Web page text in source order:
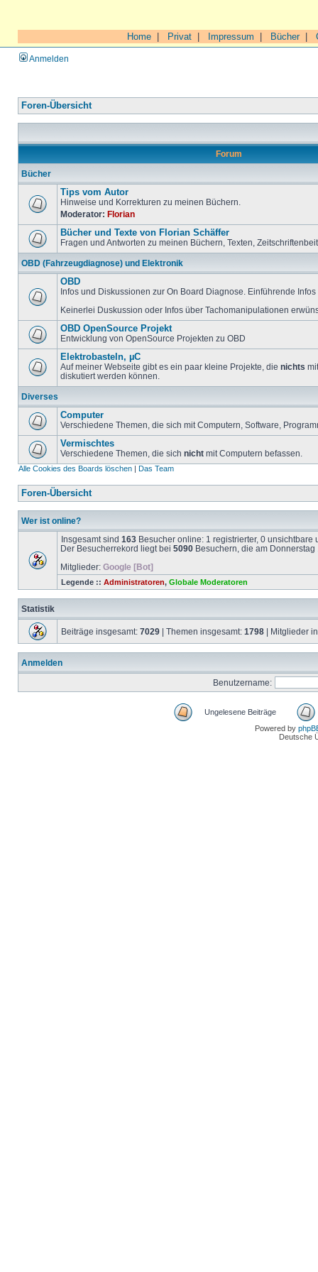
Home Privat Impressum Bücher|
Anmelden
Foren-Übersicht
Forum
Bücher
Tips vom Autor
Hinweise und Korrekturen zu meinen Büchern.
Moderator: Florian
Bücher und Texte von Florian Schäffer
Fragen und Antworten zu meinen Büchern, Texten,
OBD (Fahrzeugdiagnose) und Elektronik
OBD
Infos und Diskussionen zur On Board Diagnose. Einführende
Keinerlei Duskussion oder Infos über Tachomanipulationen
OBD OpenSource Projekt
Entwicklung von OpenSource Projekten zu OBD
Elektrobasteln, µC
Auf meiner Webseite gibt es ein paar kleine Projekte, die nichts
diskutiert werden können.
Diverses
Computer
Verschiedene Themen, die sich mit Computern, Software,
Vermischtes
Verschiedene Themen, die sich nicht mit Computern befassen.
Alle Cookies des Boards löschen | Das Team
Foren-Übersicht
Wer ist online?
Insgesamt sind 163 Besucher online: 1 registrierter, 0
Der Besucherrekord liegt bei 5090 Besuchern, die am
Mitglieder: Google [Bot]
Legende :: Administratoren, Globale Moderatoren
Statistik
Beiträge insgesamt: 7029 | Themen insgesamt: 1798 | Mitglieder
Anmelden
Benutzername:
Ungelesene Beiträge
Powered by
Deutsche